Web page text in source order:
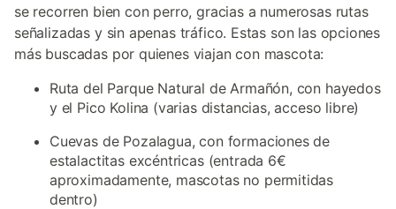
se recorren bien con perro, gracias a numerosas rutas
señalizadas y sin apenas tráfico. Estas son las opciones
más buscadas por quienes viajan con mascota:
Ruta del Parque Natural de Armañón, con hayedos
y el Pico Kolina (varias distancias, acceso libre)
Cuevas de Pozalagua, con formaciones de
estalactitas excéntricas (entrada 6€
aproximadamente, mascotas no permitidas
dentro)